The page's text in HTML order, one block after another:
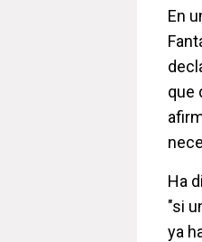
En
que
Ha
"si
ya